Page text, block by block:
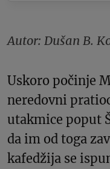
Autor: Dušan B.
Uskoro počinje
neredovni
utakmice poput
da im od toga
kafedžija se